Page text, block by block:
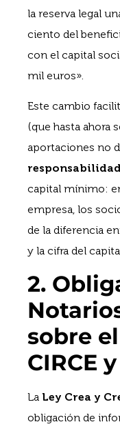
la reserva legal
ciento del
con el capital
mil euros».
Este cambio
(que hasta ahora
aportaciones no
capital mínimo:
empresa, los
de la diferencia
y la cifra del
2.
sobre
CIRCE
La Ley Crea y
obligación de